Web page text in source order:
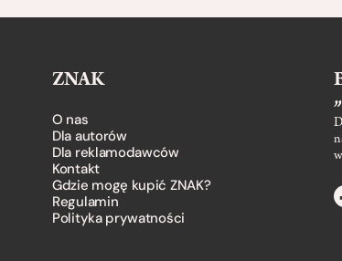
ZNAK
O nas
Dla autorów
Dla reklamodawców
Kontakt
Gdzie mogę kupić ZNAK?
Regulamin
Polityka prywatności